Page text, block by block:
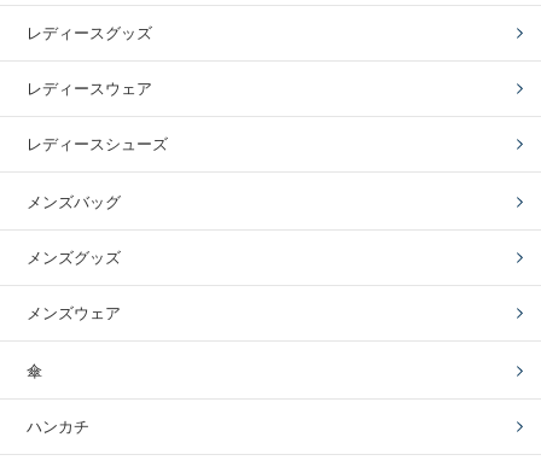
レディースグッズ
レディースウェア
レディースシューズ
メンズバッグ
メンズグッズ
メンズウェア
傘
ハンカチ